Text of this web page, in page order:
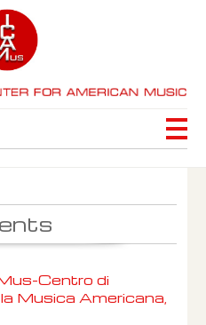
Centro di
Musica Americana,